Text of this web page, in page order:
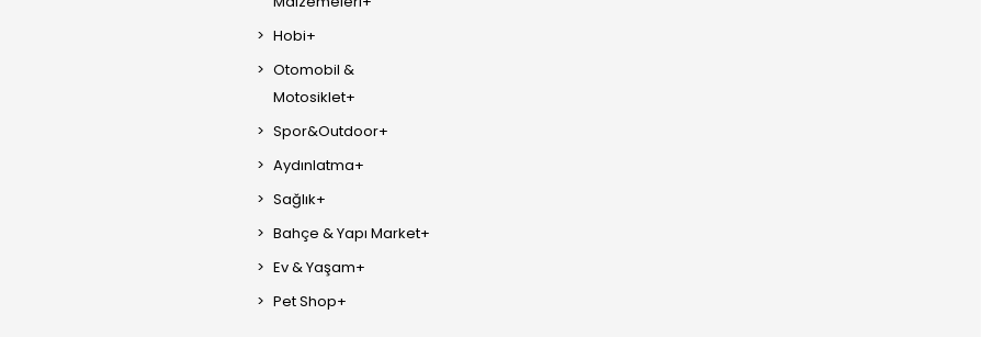
Hobi+
Otomobil &
Motosiklet+
Spor&Outdoor+
Aydınlatma+
Sağlık+
Bahçe & Yapı Market+
Ev & Yaşam+
Pet Shop+